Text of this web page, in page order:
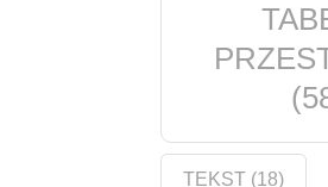
TEKST(18)